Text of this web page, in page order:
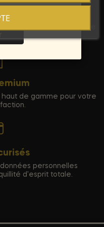
de gamme pour votre
personnelles
d'esprit totale.